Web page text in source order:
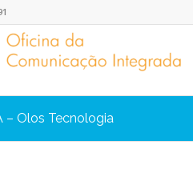
– Olos Tecnologia